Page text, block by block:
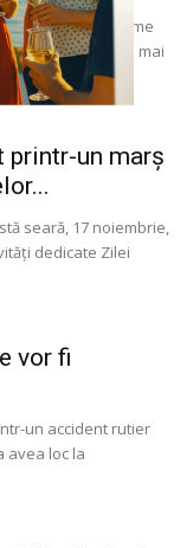
cu sisteme
este cuvântul cel mai
printr-un marş
seară, 17 noiembrie,
dedicate Zilei
vor fi
un accident rutier
avea loc la